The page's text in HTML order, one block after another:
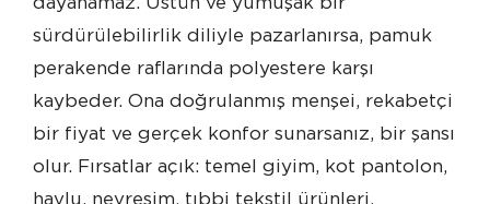
sürdürülebilirlik diliyle pazarlanırsa, pamuk
perakende raflarında polyestere karşı
kaybeder. Ona doğrulanmış menşei, rekabetçi
bir fiyat ve gerçek konfor sunarsanız, bir şansı
olur. Fırsatlar açık: temel giyim, kot pantolon,
havlu, nevresim, tıbbi tekstil ürünleri,